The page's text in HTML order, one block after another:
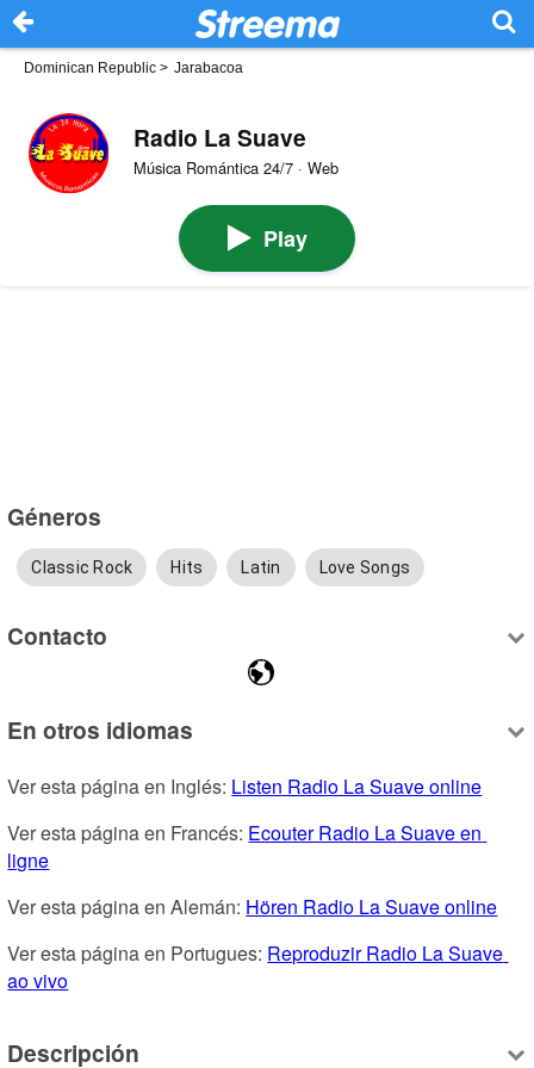
Dominican Republic > Jarabacoa
Radio La Suave
Música Romántica 24/7 · Web
Play
Géneros
Classic Rock Hits Latin Love Songs
Contacto
En otros idiomas
Ver esta página en Inglés: Listen Radio La Suave online
Ver esta página en Francés: Ecouter Radio La Suave en
ligne
Ver esta página en Alemán: Hören Radio La Suave online
Ver esta página en Portugues: Reproduzir Radio La Suave
ao vivo
Descripción